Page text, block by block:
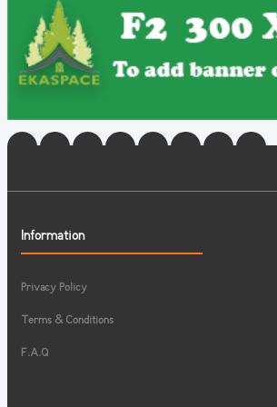
Information
Privacy Policy
Terms & Conditions
F.A.Q